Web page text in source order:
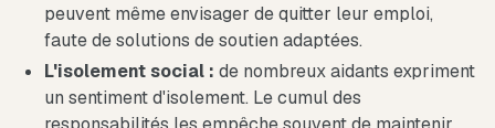
peuvent même envisager de quitter leur emploi,
faute de solutions de soutien adaptées.
L'isolement social : de nombreux aidants expriment
un sentiment d'isolement. Le cumul des